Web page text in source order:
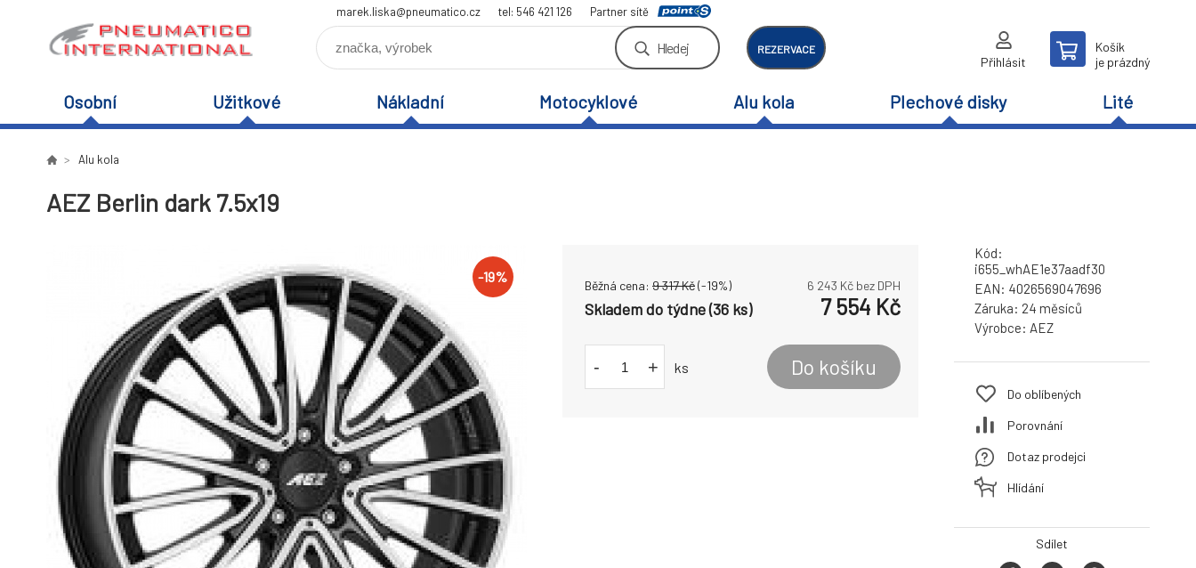
marek.liska@pneumatico.cz tel: 546 421 126 Partner sítě
Hledej REZERVACE
Přihlásit
Košík
je prázdný
Osobní Užitkové Nákladní Motocyklové Alu kola Plechové disky Lité
Alu kola
AEZ Berlin dark 7.5x19
-19%
Běžná cena: 9 317Kč(-19%) 6 243 Kč bez DPH
Skladem do týdne (36 ks) 7 554 Kč
- + ks Do košíku
Kód:
i655_whAE1e37aadf30
EAN: 4026569047696
Záruka: 24 měsíců
Výrobce: AEZ
Do oblíbených
Porovnání
Dotaz prodejci
Hlídání
Sdílet